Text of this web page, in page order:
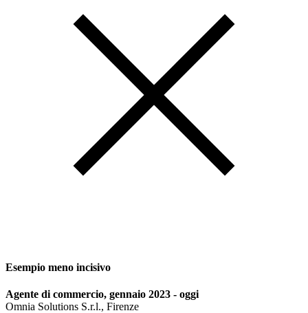
Esempio meno incisivo
Agente di commercio, gennaio 2023 - oggi
Omnia Solutions S.r.l., Firenze